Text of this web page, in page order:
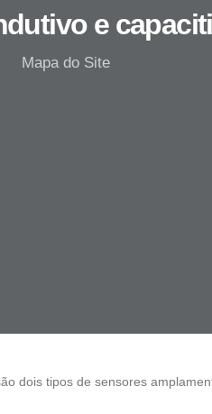
e
Mapa do Site
dois tipos de sensores